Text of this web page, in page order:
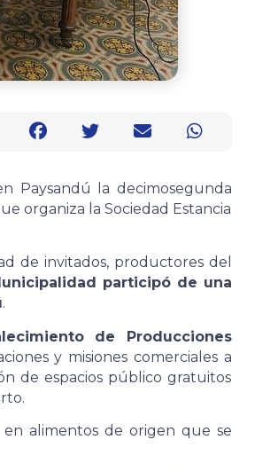
Paysandú la decimosegunda
organiza la Sociedad Estancia
de invitados, productores del
participó de una
.
de Producciones
y misiones comerciales a
de espacios público gratuitos
en alimentos de origen que se